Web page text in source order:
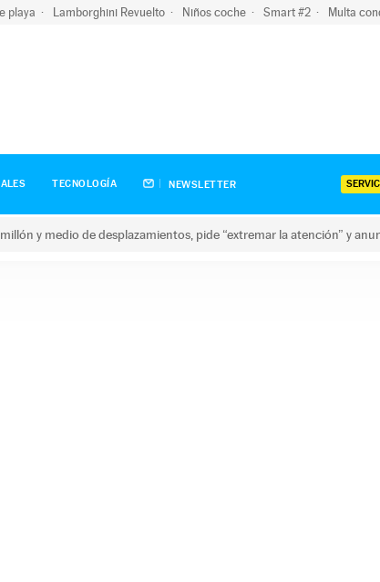
playa Lamborghini Revuelto Niños coche Smart #2 Multa
TECNOLOGÍA NEWSLETTER
y medio de desplazamientos, pide “extremar la atención” y